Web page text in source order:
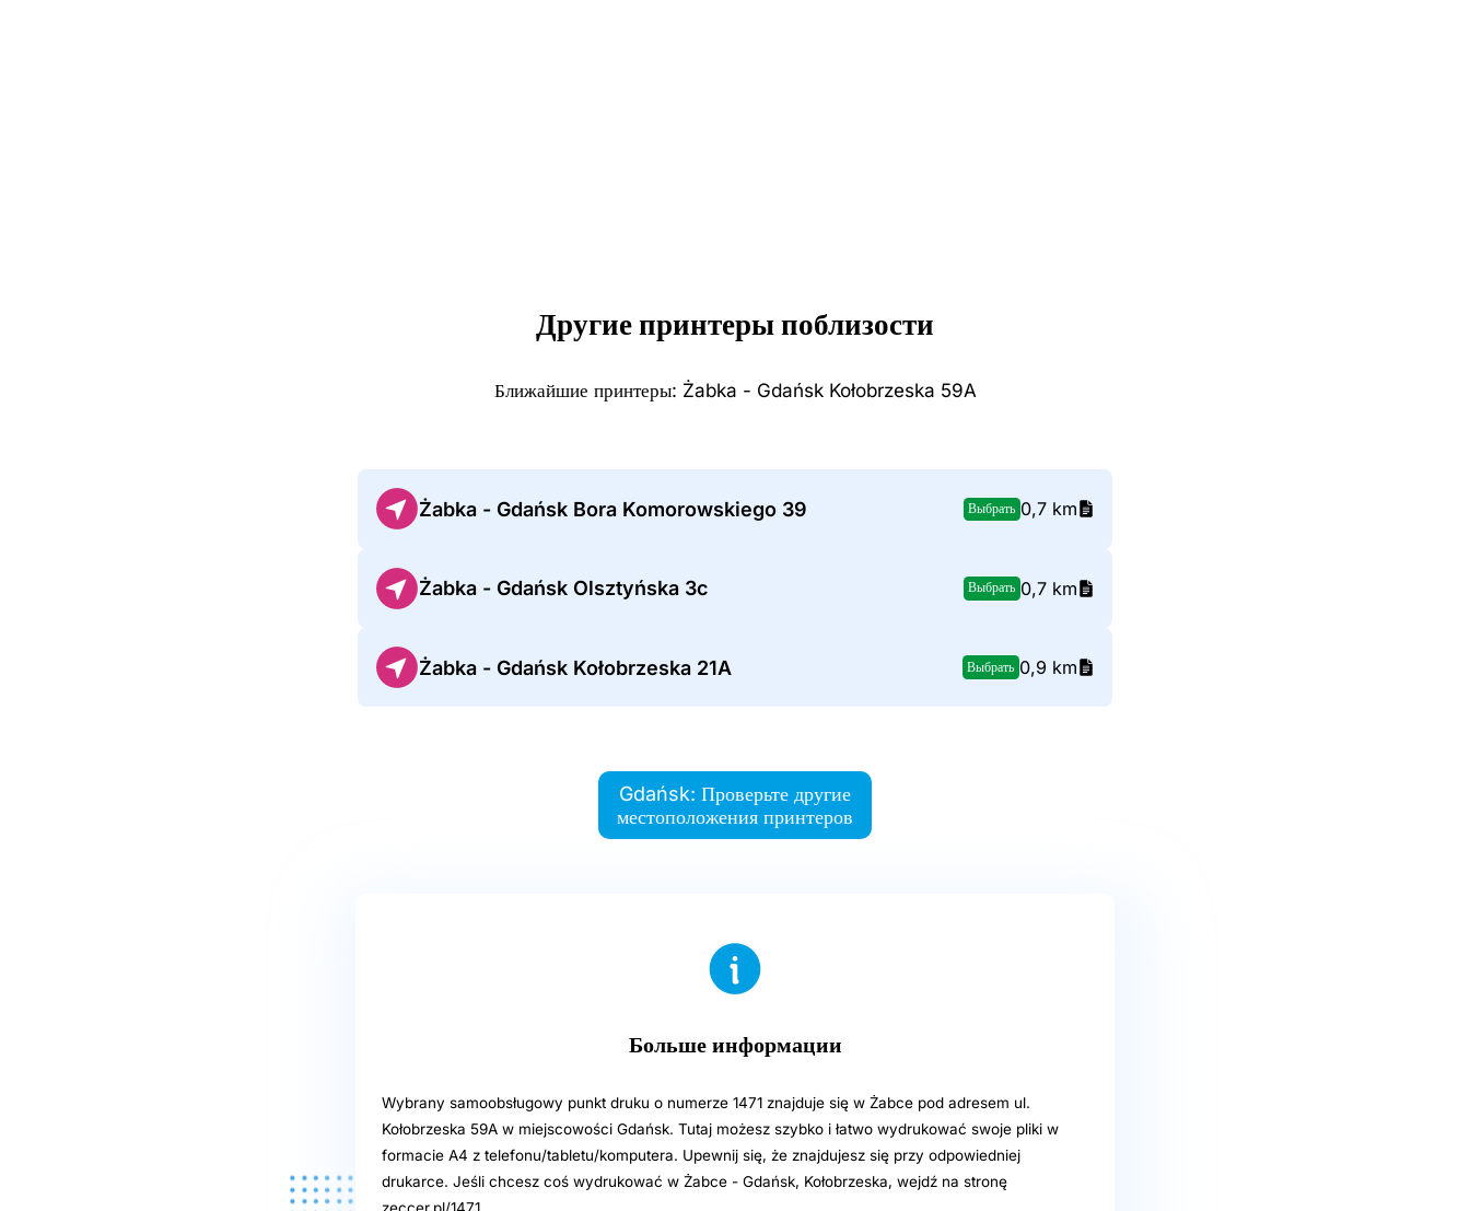
Другие принтеры поблизости
Ближайшие принтеры: Żabka - Gdańsk Kołobrzeska 59A
Żabka - Gdańsk Bora Komorowskiego 39 Выбрать 0,7 km
Żabka - Gdańsk Olsztyńska 3c Выбрать 0,7 km
Żabka - Gdańsk Kołobrzeska 21A Выбрать 0,9 km
Gdańsk: Проверьте другие
местоположения принтеров
Больше информации
Wybrany samoobsługowy punkt druku o numerze 1471 znajduje się w Żabce pod adresem ul.
Kołobrzeska 59A w miejscowości Gdańsk. Tutaj możesz szybko i łatwo wydrukować swoje pliki w
formacie A4 z telefonu/tabletu/komputera. Upewnij się, że znajdujesz się przy odpowiedniej
drukarce. Jeśli chcesz coś wydrukować w Żabce - Gdańsk, Kołobrzeska, wejdź na stronę